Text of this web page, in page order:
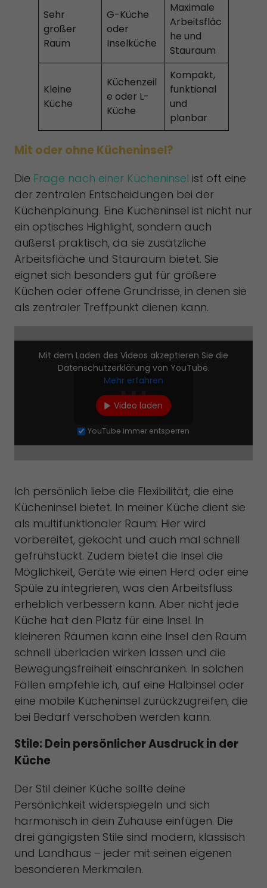
Sehr
großer
Raum
G-Küche
oder
Inselküche
Maximale
Arbeitsfläc
he und
Stauraum
Kleine
Küche
Küchenzeil
e oder L-
Küche
Kompakt,
funktional
und
planbar
Mit oder ohne Kücheninsel?
Die Frage nach einer Kücheninsel ist oft eine
der zentralen Entscheidungen bei der
Küchenplanung. Eine Kücheninsel ist nicht nur
ein optisches Highlight, sondern auch
äußerst praktisch, da sie zusätzliche
Arbeitsfläche und Stauraum bietet. Sie
eignet sich besonders gut für größere
Küchen oder offene Grundrisse, in denen sie
als zentraler Treffpunkt dienen kann.
Mit dem Laden des Videos akzeptieren Sie die
Datenschutzerklärung von YouTube.
Mehr erfahren
Video laden
YouTube immer entsperren
Ich persönlich liebe die Flexibilität, die eine
Kücheninsel bietet. In meiner Küche dient sie
als multifunktionaler Raum: Hier wird
vorbereitet, gekocht und auch mal schnell
gefrühstückt. Zudem bietet die Insel die
Möglichkeit, Geräte wie einen Herd oder eine
Spüle zu integrieren, was den Arbeitsfluss
erheblich verbessern kann. Aber nicht jede
Küche hat den Platz für eine Insel. In
kleineren Räumen kann eine Insel den Raum
schnell überladen wirken lassen und die
Bewegungsfreiheit einschränken. In solchen
Fällen empfehle ich, auf eine Halbinsel oder
eine mobile Kücheninsel zurückzugreifen, die
bei Bedarf verschoben werden kann.
Stile: Dein persönlicher Ausdruck in der
Küche
Der Stil deiner Küche sollte deine
Persönlichkeit widerspiegeln und sich
harmonisch in dein Zuhause einfügen. Die
drei gängigsten Stile sind modern, klassisch
und Landhaus – jeder mit seinen eigenen
besonderen Merkmalen.